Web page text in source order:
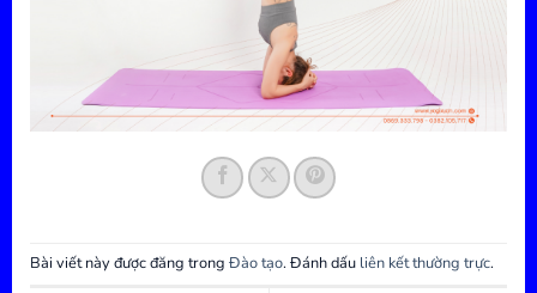
Bài viết này được đăng trong Đào tạo. Đánh dấu liên kết thường trực.